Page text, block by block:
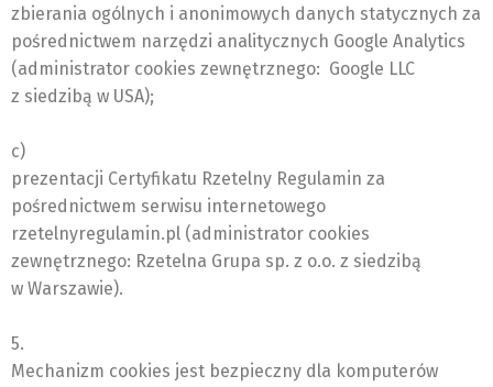
zbierania ogólnych i anonimowych danych statycznych za
pośrednictwem narzędzi analitycznych Google Analytics
(administrator cookies zewnętrznego: Google LLC
z siedzibą w USA);
c)
prezentacji Certyfikatu Rzetelny Regulamin za
pośrednictwem serwisu internetowego
rzetelnyregulamin.pl (administrator cookies
zewnętrznego: Rzetelna Grupa sp. z o.o. z siedzibą
w Warszawie).
5.
Mechanizm cookies jest bezpieczny dla komputerów